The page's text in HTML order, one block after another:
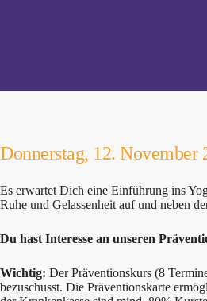
Donnerstag, 12. November
Es erwartet Dich eine Einführung ins
Ruhe und Gelassenheit auf und neben
Du hast Interesse an unseren
Wichtig: Der Präventionskurs (8
bezuschusst. Die Präventionskarte